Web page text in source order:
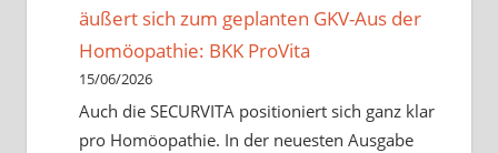
äußert sich zum geplanten GKV-Aus der
Homöopathie: BKK ProVita
15/06/2026
Auch die SECURVITA positioniert sich ganz klar
pro Homöopathie. In der neuesten Ausgabe